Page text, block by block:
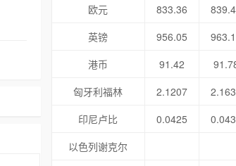
欧元
833.36
英镑
956.05
港币
91.42
匈牙利福林
2.1207
印尼卢比
0.0425
以色列谢克尔